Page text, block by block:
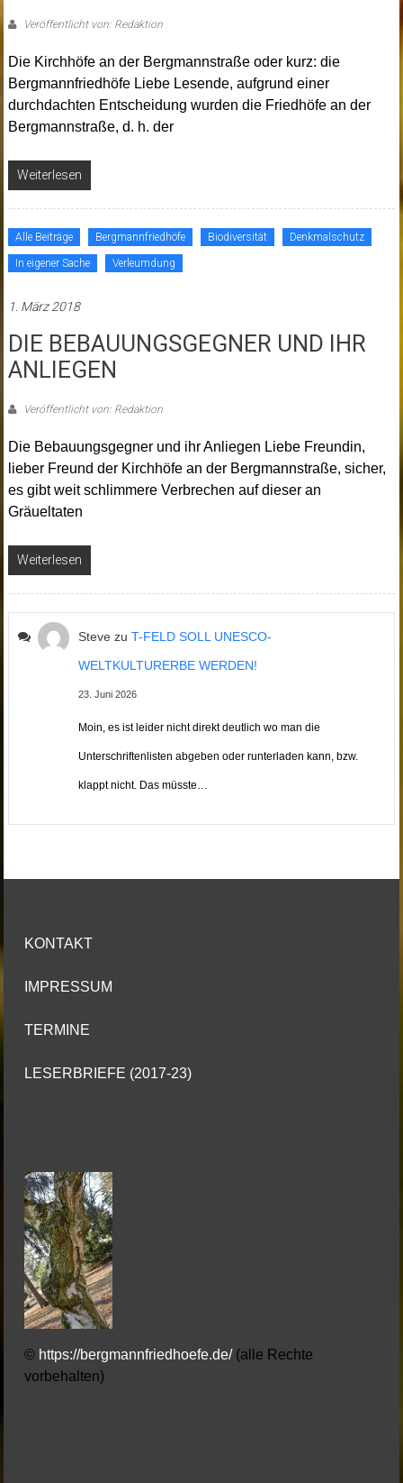
Veröffentlicht von: Redaktion
Die Kirchhöfe an der Bergmannstraße oder kurz: die
Bergmannfriedhöfe Liebe Lesende, aufgrund einer
durchdachten Entscheidung wurden die Friedhöfe an der
Bergmannstraße, d. h. der
Weiterlesen
Alle Beiträge Bergmannfriedhöfe Biodiversität Denkmalschutz
In eigener Sache Verleumdung
1. März 2018
DIE BEBAUUNGSGEGNER UND IHR
ANLIEGEN
Veröffentlicht von: Redaktion
Die Bebauungsgegner und ihr Anliegen Liebe Freundin,
lieber Freund der Kirchhöfe an der Bergmannstraße, sicher,
es gibt weit schlimmere Verbrechen auf dieser an
Gräueltaten
Weiterlesen
Steve zuT-FELD SOLL UNESCO-
WELTKULTURERBE WERDEN!
23. Juni 2026
Moin, es ist leider nicht direkt deutlich wo man die
Unterschriftenlisten abgeben oder runterladen kann, bzw.
klappt nicht. Das müsste…
KONTAKT
IMPRESSUM
TERMINE
LESERBRIEFE (2017-23)
© https://bergmannfriedhoefe.de/(alle Rechte
vorbehalten)